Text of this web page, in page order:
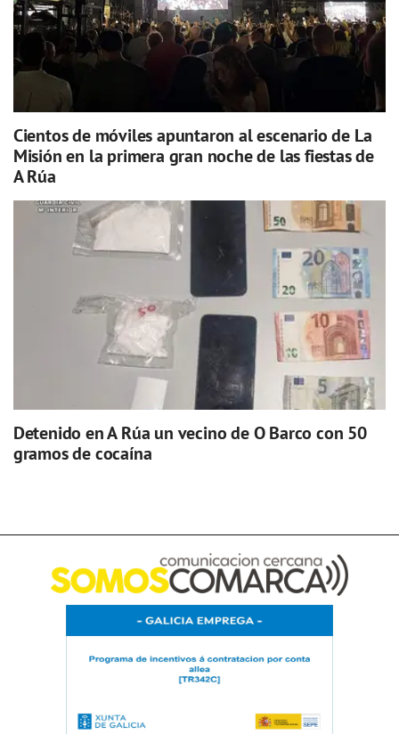
Cientos de móviles apuntaron al escenario de La
Misión en la primera gran noche de las fiestas de
A Rúa
Detenido en A Rúa un vecino de O Barco con 50
gramos de cocaína